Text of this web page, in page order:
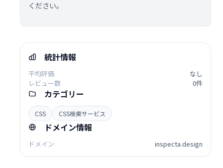
ください。
統計情報
平均評価
なし
レビュー数
0件
カテゴリー
CSS CSS検索サービス
ドメイン情報
ドメイン inspecta.design